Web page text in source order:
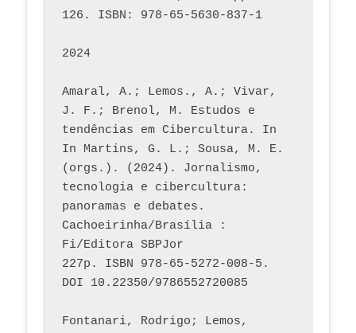
126. ISBN: 978-65-5630-837-1
2024
Amaral, A.; Lemos., A.; Vivar,
J. F.; Brenol, M. Estudos e
tendências em Cibercultura. In
In Martins, G. L.; Sousa, M. E.
(orgs.). (2024). Jornalismo,
tecnologia e cibercultura:
panoramas e debates.
Cachoeirinha/Brasília :
Fi/Editora SBPJor
227p. ISBN 978-65-5272-008-5.
DOI 10.22350/9786552720085
Fontanari, Rodrigo; Lemos,